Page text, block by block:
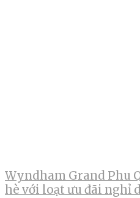
Wyndham Grand Phu
hè với loạt ưu đãi nghỉ